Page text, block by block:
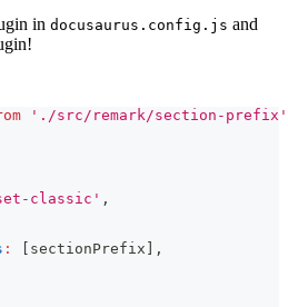
in docusaurus.config.js and
'./src/remark/section-prefix'
classic' ,
: sectionPrefix
,